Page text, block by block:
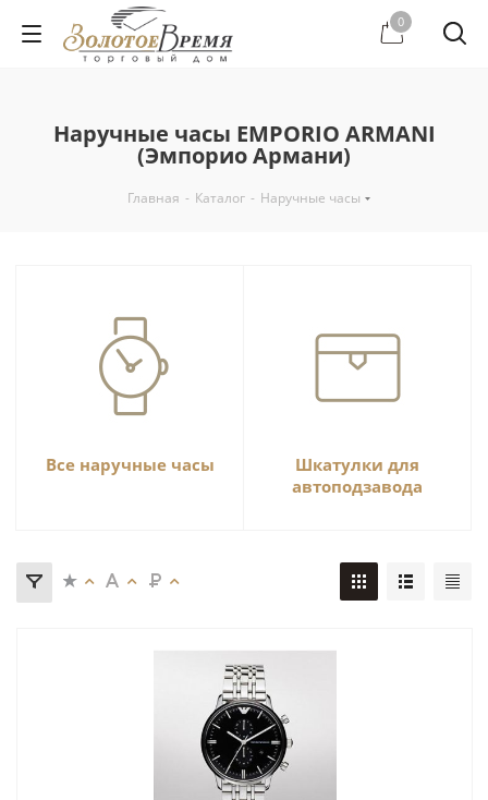
0
Наручные часы EMPORIO ARMANI
(Эмпорио Армани)
Главная - Каталог - Наручные часы
Все наручные часы
Шкатулки для
автоподзавода